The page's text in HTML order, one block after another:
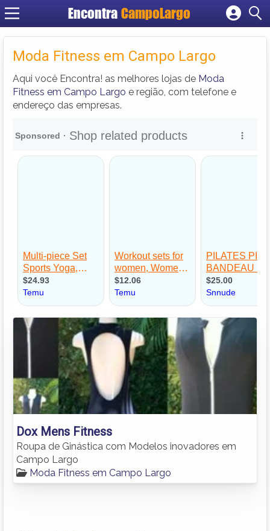
Encontra CampoLargo
Cadastrar empresa
Criar conta
Moda Fitness em Campo Largo
Aqui você Encontra! as melhores lojas de Moda
Fitness em Campo Largo e região, com telefone e
endereço das empresas.
Dox Mens Fitness
Roupa de Ginástica com Modelos inovadores em
Campo Largo
Moda Fitness em Campo Largo